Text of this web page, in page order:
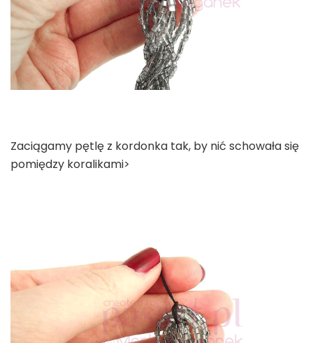
Zaciągamy pętlę z kordonka tak, by nić schowała się
pomiędzy koralikami>